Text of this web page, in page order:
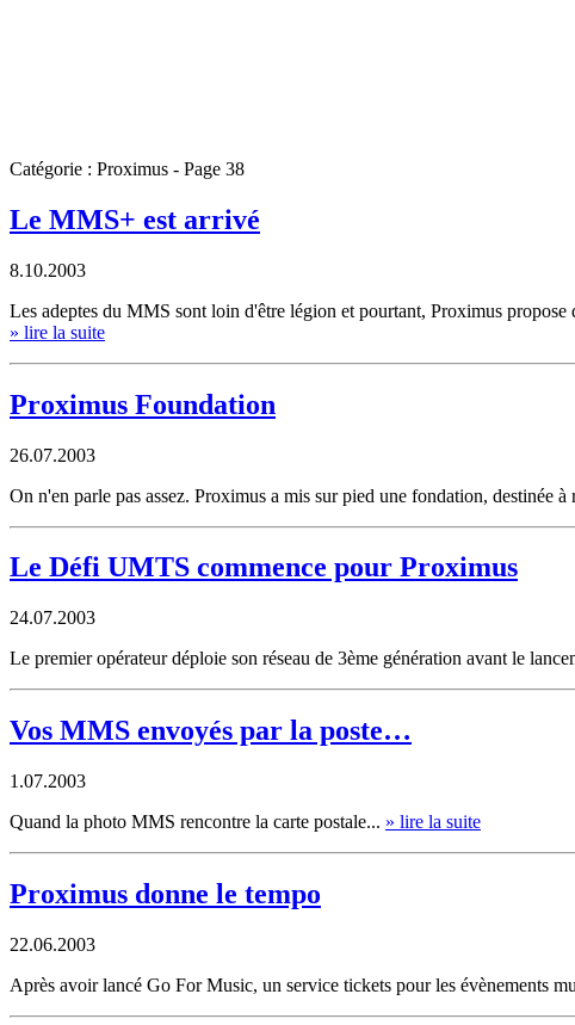
Catégorie : Proximus - Page 38
Le MMS+ est arrivé
8.10.2003
Les adeptes du MMS sont loin d'être légion et pourtant, Proximus
» lire la suite
Proximus Foundation
26.07.2003
On n'en parle pas assez. Proximus a mis sur pied une fondation, destinée
Le Défi UMTS commence pour Proximus
24.07.2003
Le premier opérateur déploie son réseau de 3ème génération avant le
Vos MMS envoyés par la poste…
1.07.2003
Quand la photo MMS rencontre la carte postale... » lire la suite
Proximus donne le tempo
22.06.2003
Après avoir lancé Go For Music, un service tickets pour les évènements